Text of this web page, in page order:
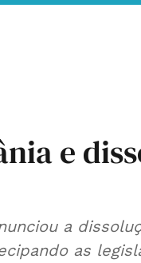
e
a
as